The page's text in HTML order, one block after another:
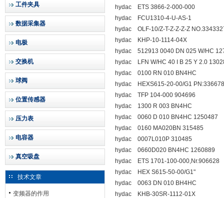
工件夹具
数据采集器
电极
交换机
球阀
位置传感器
压力表
电容器
真空吸盘
技术文章
变频器的作用
hydac ETS 3866-2-000-000
hydac FCU1310-4-U-AS-1
hydac OLF-10/Z-T-Z-Z-Z-Z
hydac KHP-10-1114-04X
hydac 512913 0040 DN 025 W/HC
hydac LFN W/HC 40 I B 25 Y 2.0
hydac 0100 RN 010 BN4HC
hydac HEXS615-20-00/G1
hydac TFP 104-000 904696
hydac 1300 R 003 BN4HC
hydac 0060 D 010 BN4HC 1250487
hydac 0160 MA020BN 315485
hydac 0007L010P 310485
hydac 0660D020 BN4HC 1260889
hydac ETS 1701-100-000,Nr.906628
hydac HEX S615-50-00/G1"
hydac 0063 DN 010 BH4HC
hydac KHB-30SR-1112-01X